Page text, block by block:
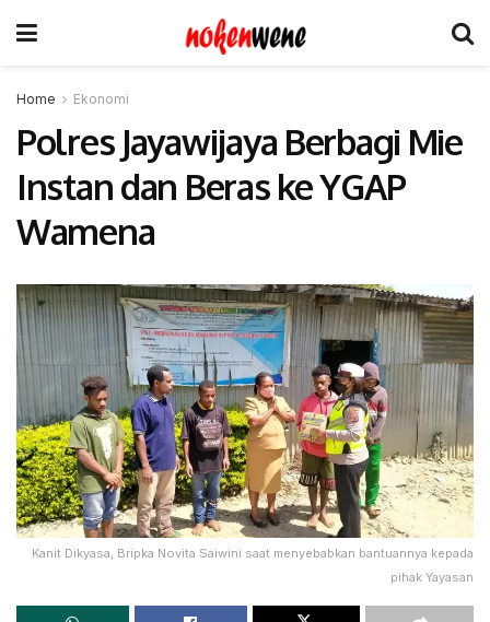
Home Ekonomi
Polres Jayawijaya Berbagi Mie
Instan dan Beras ke YGAP
Wamena
Kanit Dikyasa, Bripka Novita Saiwini saat menyebabkan bantuannya kepada
pihak Yayasan